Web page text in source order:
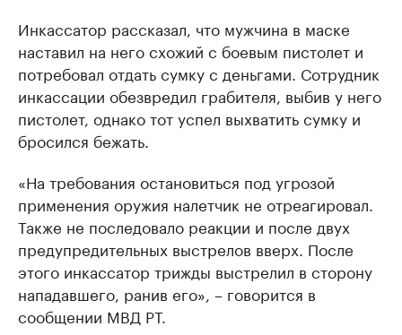
Инкассатор рассказал, что мужчина в маске
наставил на него схожий с боевым пистолет и
потребовал отдать сумку с деньгами. Сотрудник
инкассации обезвредил грабителя, выбив у него
пистолет, однако тот успел выхватить сумку и
бросился бежать.
«На требования остановиться под угрозой
применения оружия налетчик не отреагировал.
Также не последовало реакции и после двух
предупредительных выстрелов вверх. После
этого инкассатор трижды выстрелил в сторону
нападавшего, ранив его», – говорится в
сообщении МВД РТ.